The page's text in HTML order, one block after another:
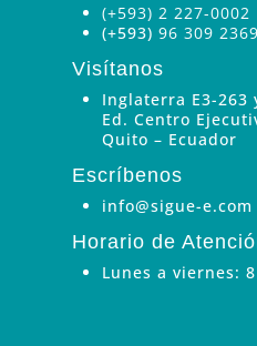
(+593) 2 227-0002
(+593) 96 309 2369
Visítanos
Inglaterra E3-263
Ed. Centro
Quito – Ecuador
Escríbenos
info@sigue-e.com
Horario de
Lunes a viernes: 8